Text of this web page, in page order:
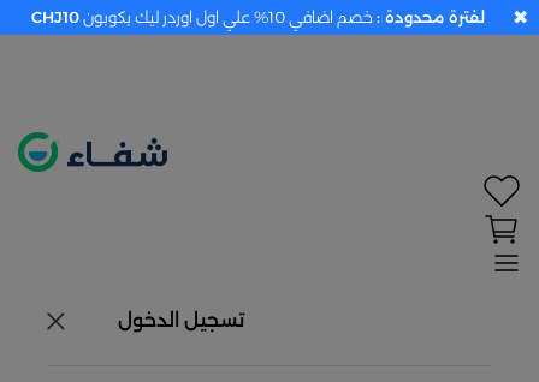
تسجيل الدخول
لفترة محدودة : خصم اضافي 10% علي اول اوردر ليك بكوبون CHJ10 ✖